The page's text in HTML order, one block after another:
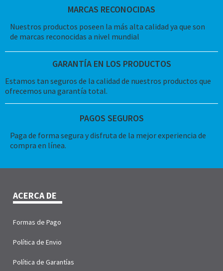
MARCAS RECONOCIDAS
Nuestros productos poseen la más alta calidad ya que son
de marcas reconocidas a nivel mundial
GARANTÍA EN LOS PRODUCTOS
Estamos tan seguros de la calidad de nuestros productos que
ofrecemos una garantía total.
PAGOS SEGUROS
Paga de forma segura y disfruta de la mejor experiencia de
compra en línea.
ACERCA DE
Formas de Pago
Política de Envio
Política de Garantías